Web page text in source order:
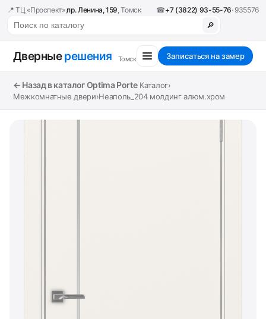
📍 ТЦ «Проспект»,пр. Ленина, 159, Томск ☎+7 (3822) 93-55-76· 935576
🔎
Дверныерешения Томск Записаться на замер
← Назад в каталог Optima Porte Каталог›
Межкомнатные двери›Неаполь_204 молдинг алюм.хром